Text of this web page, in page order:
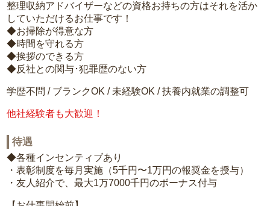
整理収納アドバイザーなどの資格お持ちの方はそれを活か
していただけるお仕事です！
◆お掃除が得意な方
◆時間を守れる方
◆挨拶のできる方
◆反社との関与･犯罪歴のない方
学歴不問 / ブランクOK / 未経験OK / 扶養内就業の調整可
他社経験者も大歓迎！
待遇
◆各種インセンティブあり
・表彰制度を毎月実施（5千円〜1万円の報奨金を授与）
・友人紹介で、最大1万7000千円のボーナス付与